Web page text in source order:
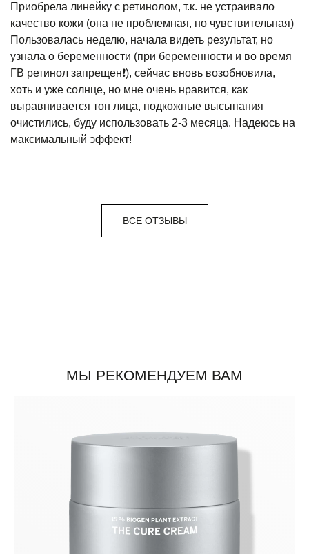
Приобрела линейку с ретинолом, т.к. не устраивало
качество кожи (она не проблемная, но чувствительная)
Пользовалась неделю, начала видеть результат, но
узнала о беременности (при беременности и во время
ГВ ретинол запрещен❗️), сейчас вновь возобновила,
хоть и уже солнце, но мне очень нравится, как
выравнивается тон лица, подкожные высыпания
очистились, буду использовать 2-3 месяца. Надеюсь на
максимальный эффект!
ВСЕ ОТЗЫВЫ
МЫ РЕКОМЕНДУЕМ ВАМ